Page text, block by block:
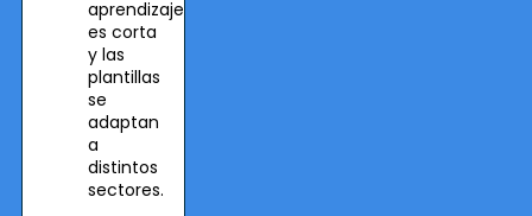
aprendizaje
es corta
y las
plantillas
se
adaptan
a
distintos
sectores.